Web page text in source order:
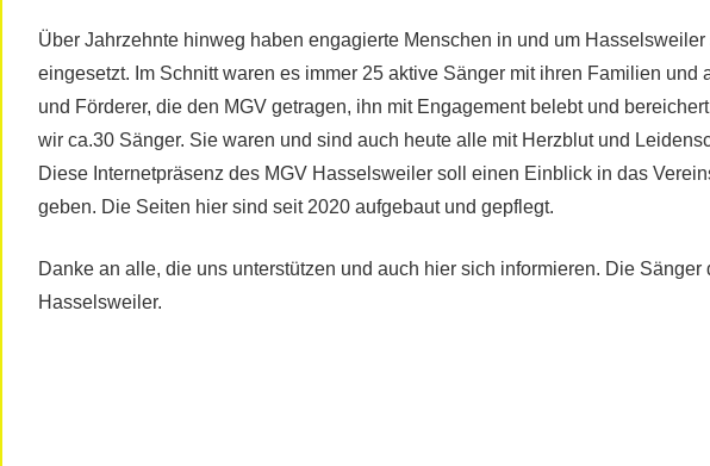
Über Jahrzehnte hinweg haben engagierte Menschen in und um Hasselsweiler
eingesetzt. Im Schnitt waren es immer 25 aktive Sänger mit ihren Familien und
und Förderer, die den MGV getragen, ihn mit Engagement belebt und
wir ca.30 Sänger. Sie waren und sind auch heute alle mit Herzblut und
Diese Internetpräsenz des MGV Hasselsweiler soll einen Einblick in das
geben. Die Seiten hier sind seit 2020 aufgebaut und gepflegt.
Danke an alle, die uns unterstützen und auch hier sich informieren. Die Sänger
Hasselsweiler.